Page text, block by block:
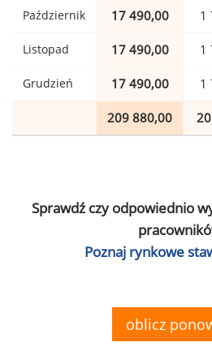
Październik 17 490,00 1
Listopad 17 490,00 1
Grudzień 17 490,00 1
209 880,00
Sprawdź czy odpowiednio
Poznaj rynkowe
oblicz